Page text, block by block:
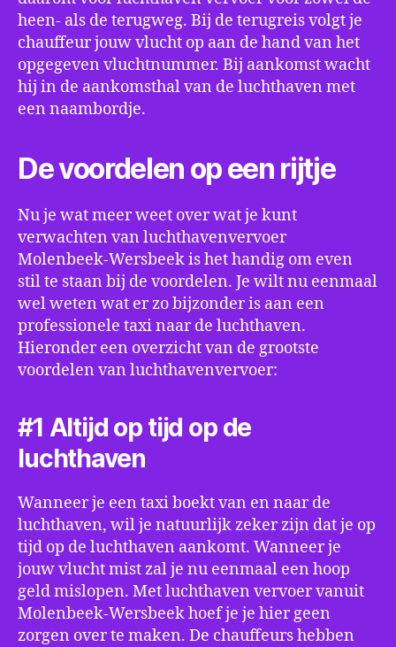
heen- als de terugweg. Bij de terugreis volgt je
chauffeur jouw vlucht op aan de hand van het
opgegeven vluchtnummer. Bij aankomst wacht
hij in de aankomsthal van de luchthaven met
een naambordje.
De voordelen op een rijtje
Nu je wat meer weet over wat je kunt
verwachten van luchthavenvervoer
Molenbeek-Wersbeek is het handig om even
stil te staan bij de voordelen. Je wilt nu eenmaal
wel weten wat er zo bijzonder is aan een
professionele taxi naar de luchthaven.
Hieronder een overzicht van de grootste
voordelen van luchthavenvervoer:
#1 Altijd op tijd op de
luchthaven
Wanneer je een taxi boekt van en naar de
luchthaven, wil je natuurlijk zeker zijn dat je op
tijd op de luchthaven aankomt. Wanneer je
jouw vlucht mist zal je nu eenmaal een hoop
geld mislopen. Met luchthaven vervoer vanuit
Molenbeek-Wersbeek hoef je je hier geen
zorgen over te maken. De chauffeurs hebben